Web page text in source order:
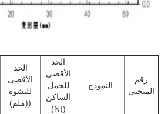
رقم
المنحنى
النموذج
الحد
الأقصى
للحمل
الساكن
((N)
الحد
الأقصى
للتشوه
((ملم)